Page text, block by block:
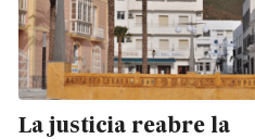
La justicia reabre la